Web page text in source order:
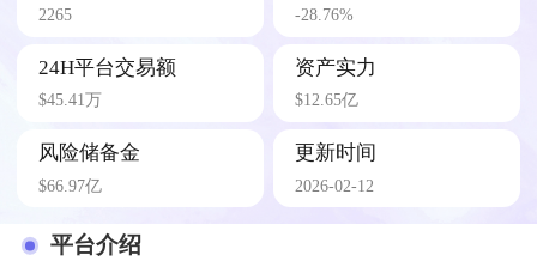
2265 -28.76%
24H平台交易额
$45.41万
资产实力
$12.65亿
风险储备金
$66.97亿
更新时间
2026-02-12
平台介绍